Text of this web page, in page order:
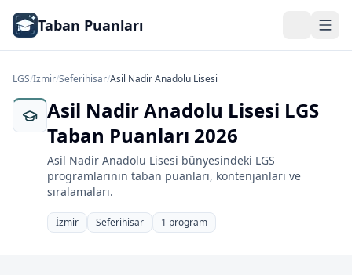
Taban Puanları
LGS/İzmir/Seferihisar/Asil Nadir Anadolu Lisesi
Asil Nadir Anadolu Lisesi LGS
Taban Puanları 2026
Asil Nadir Anadolu Lisesi bünyesindeki LGS
programlarının taban puanları, kontenjanları ve
sıralamaları.
İzmir Seferihisar 1 program